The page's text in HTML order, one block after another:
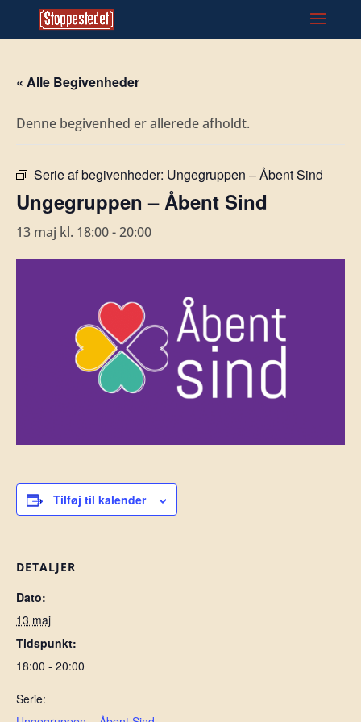
« Alle Begivenheder
Denne begivenhed er allerede afholdt.
Serie af begivenheder: Ungegruppen – Åbent Sind
Ungegruppen – Åbent Sind
13 maj kl. 18:00-20:00
Tilføj til kalender
DETALJER
Dato:
13 maj
Tidspunkt:
18:00 - 20:00
Serie: